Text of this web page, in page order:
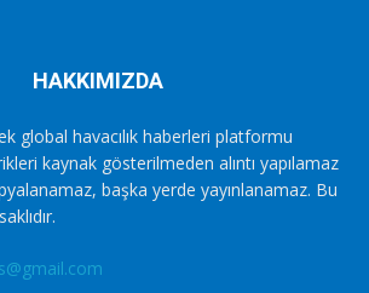
HAKKIMIZDA
global havacılık haberleri platformu
kaynak gösterilmeden alıntı yapılamaz
başka yerde yayınlanamaz. Bu